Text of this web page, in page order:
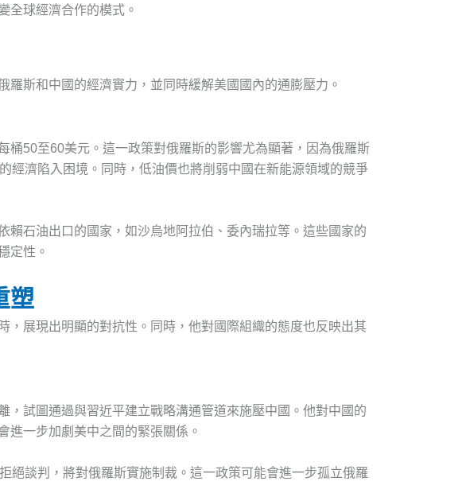
全球經濟合作的模式。
斯和中國的經濟實力，並同時緩解美國國內的通膨壓力。
桶50至60美元。這一政策對俄羅斯的影響尤為顯著，因為俄羅斯
經濟陷入困境。同時，低油價也將削弱中國在新能源領域的競爭
石油出口的國家，如沙烏地阿拉伯、委內瑞拉等。這些國家的
定性。
塑
展現出明顯的對抗性。同時，他對國際組織的態度也反映出其
，試圖通過與習近平建立戰略溝通管道來施壓中國。他對中國的
進一步加劇美中之間的緊張關係。
絕談判，將對俄羅斯實施制裁。這一政策可能會進一步孤立俄羅